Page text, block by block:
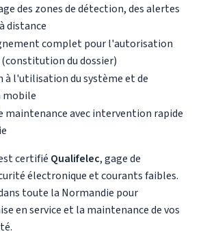
des zones de détection, des alertes
distance
complet pour l'autorisation
du dossier)
à l'utilisation du système et de
maintenance avec intervention rapide
certifié Qualifelec, gage de
électronique et courants faibles.
toute la Normandie pour
en service et la maintenance de vos